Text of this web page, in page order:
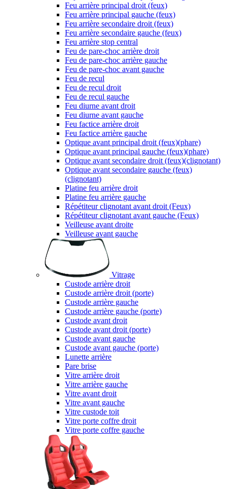
Feu arrière principal droit (feux)
Feu arrière principal gauche (feux)
Feu arrière secondaire droit (feux)
Feu arrière secondaire gauche (feux)
Feu arrière stop central
Feu de pare-choc arrière droit
Feu de pare-choc arrière gauche
Feu de pare-choc avant gauche
Feu de recul
Feu de recul droit
Feu de recul gauche
Feu diurne avant droit
Feu diurne avant gauche
Feu factice arrière droit
Feu factice arrière gauche
Optique avant principal droit (feux)(phare)
Optique avant principal gauche (feux)(phare)
Optique avant secondaire droit (feux)(clignotant)
Optique avant secondaire gauche (feux)
(clignotant)
Platine feu arrière droit
Platine feu arrière gauche
Répétiteur clignotant avant droit (Feux)
Répétiteur clignotant avant gauche (Feux)
Veilleuse avant droite
Veilleuse avant gauche
Vitrage
Custode arrière droit
Custode arrière droit (porte)
Custode arrière gauche
Custode arrière gauche (porte)
Custode avant droit
Custode avant droit (porte)
Custode avant gauche
Custode avant gauche (porte)
Lunette arrière
Pare brise
Vitre arrière droit
Vitre arrière gauche
Vitre avant droit
Vitre avant gauche
Vitre custode toit
Vitre porte coffre droit
Vitre porte coffre gauche